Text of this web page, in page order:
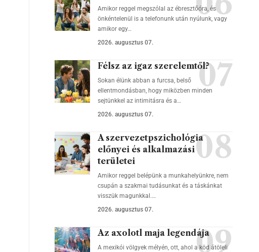
Amikor reggel megszólal az ébresztőóra, és
önkéntelenül is a telefonunk után nyúlunk, vagy
amikor egy…
2026. augusztus 07.
Félsz az igaz szerelemtől?
Sokan élünk abban a furcsa, belső
ellentmondásban, hogy miközben minden
sejtünkkel az intimitásra és a…
2026. augusztus 07.
A szervezetpszichológia
előnyei és alkalmazási
területei
Amikor reggel belépünk a munkahelyünkre, nem
csupán a szakmai tudásunkat és a táskánkat
visszük magunkkal.…
2026. augusztus 07.
Az axolotl maja legendája
A mexikói völgyek mélyén, ott, ahol a köd átöleli